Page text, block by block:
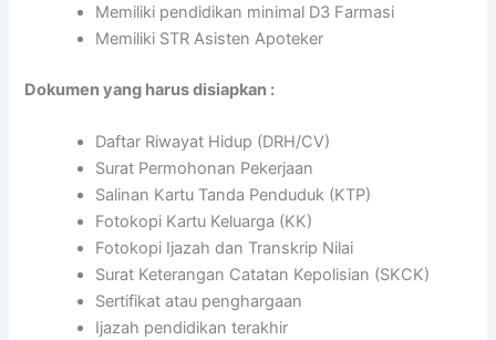
Memiliki pendidikan minimal D3 Farmasi
Memiliki STR Asisten Apoteker
Dokumen yang harus disiapkan :
Daftar Riwayat Hidup (DRH/CV)
Surat Permohonan Pekerjaan
Salinan Kartu Tanda Penduduk (KTP)
Fotokopi Kartu Keluarga (KK)
Fotokopi Ijazah dan Transkrip Nilai
Surat Keterangan Catatan Kepolisian (SKCK)
Sertifikat atau penghargaan
Ijazah pendidikan terakhir